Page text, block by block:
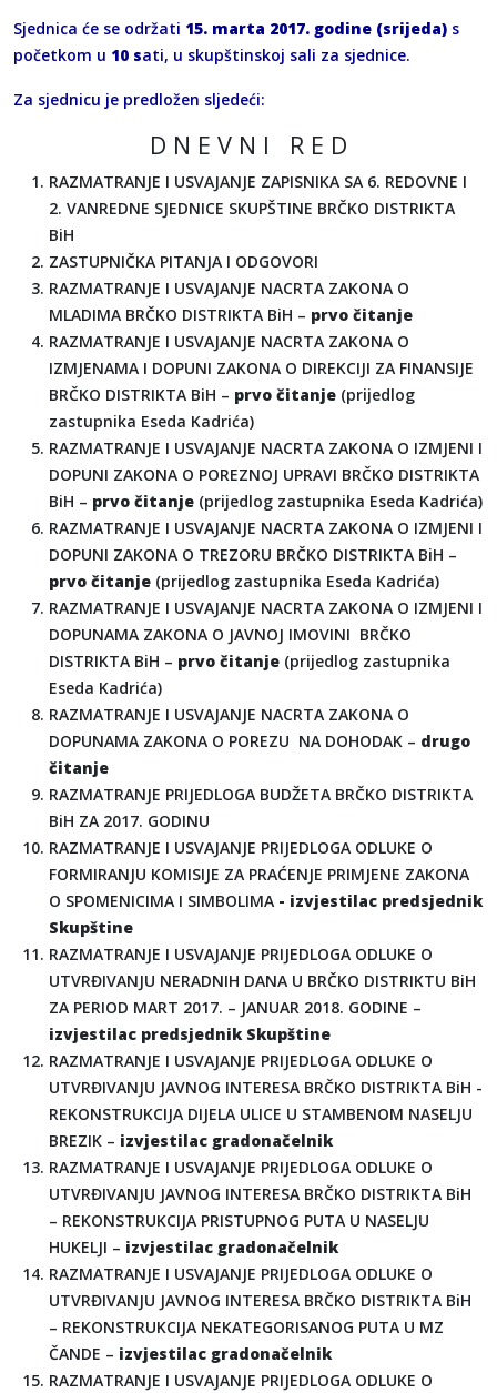
Sjednica će se održati 15. marta 2017. godine (srijeda) s
početkom u 10 sati, u skupštinskoj sali za sjednice.
Za sjednicu je predložen sljedeći:
D N E V N I R E D
RAZMATRANJE I USVAJANJE ZAPISNIKA SA 6. REDOVNE I
2. VANREDNE SJEDNICE SKUPŠTINE BRČKO DISTRIKTA
BiH
ZASTUPNIČKA PITANJA I ODGOVORI
RAZMATRANJE I USVAJANJE NACRTA ZAKONA O
MLADIMA BRČKO DISTRIKTA BiH – prvo čitanje
RAZMATRANJE I USVAJANJE NACRTA ZAKONA O
IZMJENAMA I DOPUNI ZAKONA O DIREKCIJI ZA FINANSIJE
BRČKO DISTRIKTA BiH – prvo čitanje (prijedlog
zastupnika Eseda Kadrića)
RAZMATRANJE I USVAJANJE NACRTA ZAKONA O IZMJENI I
DOPUNI ZAKONA O POREZNOJ UPRAVI BRČKO DISTRIKTA
BiH – prvo čitanje (prijedlog zastupnika Eseda Kadrića)
RAZMATRANJE I USVAJANJE NACRTA ZAKONA O IZMJENI I
DOPUNI ZAKONA O TREZORU BRČKO DISTRIKTA BiH –
prvo čitanje (prijedlog zastupnika Eseda Kadrića)
RAZMATRANJE I USVAJANJE NACRTA ZAKONA O IZMJENI I
DOPUNAMA ZAKONA O JAVNOJ IMOVINI BRČKO
DISTRIKTA BiH – prvo čitanje (prijedlog zastupnika
Eseda Kadrića)
RAZMATRANJE I USVAJANJE NACRTA ZAKONA O
DOPUNAMA ZAKONA O POREZU NA DOHODAK – drugo
čitanje
RAZMATRANJE PRIJEDLOGA BUDŽETA BRČKO DISTRIKTA
BiH ZA 2017. GODINU
RAZMATRANJE I USVAJANJE PRIJEDLOGA ODLUKE O
FORMIRANJU KOMISIJE ZA PRAĆENJE PRIMJENE ZAKONA
O SPOMENICIMA I SIMBOLIMA - izvjestilac predsjednik
Skupštine
RAZMATRANJE I USVAJANJE PRIJEDLOGA ODLUKE O
UTVRĐIVANJU NERADNIH DANA U BRČKO DISTRIKTU BiH
ZA PERIOD MART 2017. – JANUAR 2018. GODINE –
izvjestilac predsjednik Skupštine
RAZMATRANJE I USVAJANJE PRIJEDLOGA ODLUKE O
UTVRĐIVANJU JAVNOG INTERESA BRČKO DISTRIKTA BiH -
REKONSTRUKCIJA DIJELA ULICE U STAMBENOM NASELJU
BREZIK – izvjestilac gradonačelnik
RAZMATRANJE I USVAJANJE PRIJEDLOGA ODLUKE O
UTVRĐIVANJU JAVNOG INTERESA BRČKO DISTRIKTA BiH
– REKONSTRUKCIJA PRISTUPNOG PUTA U NASELJU
HUKELJI – izvjestilac gradonačelnik
RAZMATRANJE I USVAJANJE PRIJEDLOGA ODLUKE O
UTVRĐIVANJU JAVNOG INTERESA BRČKO DISTRIKTA BiH
– REKONSTRUKCIJA NEKATEGORISANOG PUTA U MZ
ČANDE – izvjestilac gradonačelnik
RAZMATRANJE I USVAJANJE PRIJEDLOGA ODLUKE O